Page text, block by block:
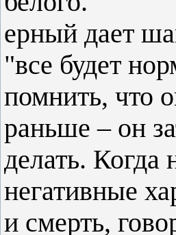
ерный дает
"все будет
помнить, что
раньше – он
делать. Когда
негативные
и смерть,